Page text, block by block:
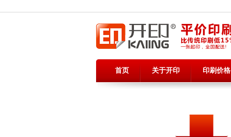
首页 关于开印 印刷价格